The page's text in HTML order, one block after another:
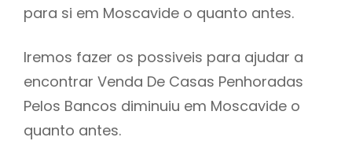
para si em Moscavide o quanto antes.
Iremos fazer os possiveis para ajudar a
encontrar Venda De Casas Penhoradas
Pelos Bancos diminuiu em Moscavide o
quanto antes.